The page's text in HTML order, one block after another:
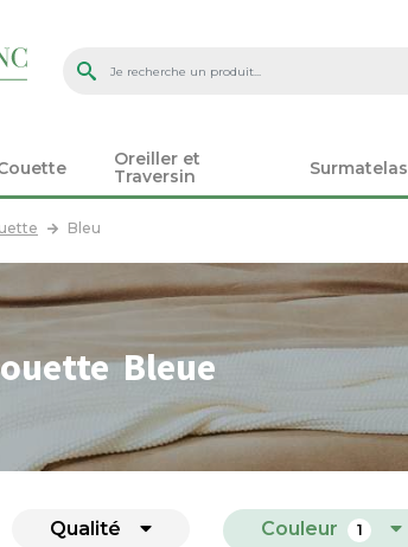
Oreiller et
Traversin
Surmatelas
Bleu
Bleue
Qualité Couleur 1